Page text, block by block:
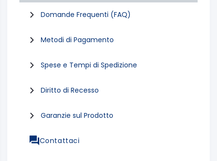
Domande Frequenti (FAQ)
Metodi di Pagamento
Spese e Tempi di Spedizione
Diritto di Recesso
Garanzie sul Prodotto
Contattaci